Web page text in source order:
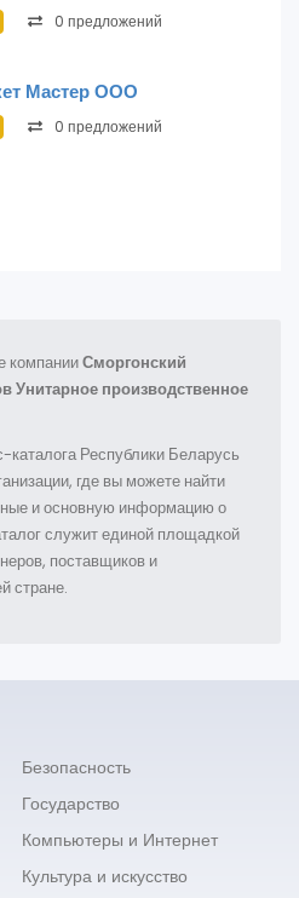
0 предложений
Мастер ООО
0 предложений
компанииСморгонский
Унитарное производственное
каталога Республики Беларусь
где вы можете найти
и основную информацию о
служит единой площадкой
поставщиков и
стране.
Безопасность
Государство
Компьютеры и Интернет
Культура и искусство